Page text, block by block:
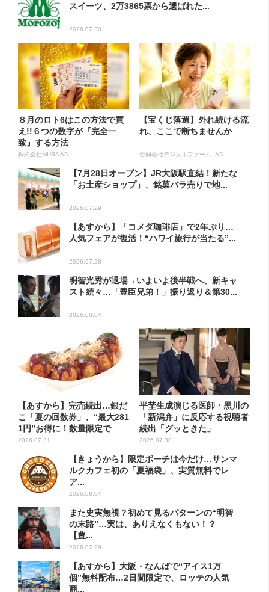
スイーツ、2万3865票から選ばれた...
2026.07.30
８月のロト6はこの方法で買
え!!６つの数字が『完全一
致』する方法
株式会社MURA AD
【宝くじ落選】外れ続ける流
れ、ここで断ちませんか
合同会社デジタルファーム AD
【7月28日オープン】JR大阪駅直結！新たな
「お土産ショップ」、銘菓バラ売りで地...
2026.07.29
【あすから】「コメダ珈琲店」で2年ぶり…
人気フェアが復活！“ハワイ旅行が当たる”...
2026.07.28
明智光秀が退場→いよいよ後半戦へ、新キャ
スト続々…「豊臣兄弟！」振り返り＆第30...
2026.08.04
【あすから】完売続出…銀だ
こ「夏の回数券」、“最大281
1円”お得に！数量限定で
2026.07.31
平埜生成演じる医師・黒川の
「新潟弁」に反応する視聴者
続出「グッときた」
2026.07.30
【きょうから】限定ポーチは今だけ…サンマ
ルクカフェ初の「夏福袋」、実質無料でレ
ア...
2026.08.04
また史実無視？初めて見るパターンの“明智
の末路”…実は、ありえなくもない！？
【豊...
2026.07.29
【あすから】大阪・なんばで“アイス1万
個”無料配布…2日間限定で、ロッテの人気
商...